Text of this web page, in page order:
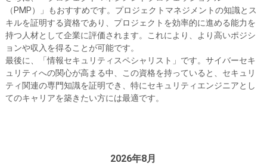
（PMP）」もおすすめです。プロジェクトマネジメントの知識とス
キルを証明する資格であり、プロジェクトを効率的に進める能力を
持つ人材として企業に評価されます。これにより、より高いポジシ
ョンや収入を得ることが可能です。
最後に、「情報セキュリティスペシャリスト」です。サイバーセキ
ュリティへの関心が高まる中、この資格を持っていると、セキュリ
ティ関連の専門知識を証明でき、特にセキュリティエンジニアとし
てのキャリアを築きたい方には最適です。
2026年8月